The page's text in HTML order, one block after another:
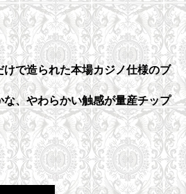
で造られた本場カジノ仕様のブ
、やわらかい触感が量産チップ